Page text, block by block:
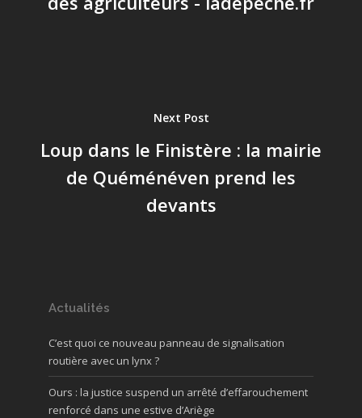
Next Post
Loup dans le Finistère : la mairie
de Quéménéven prend les
devants
Actualités
C’est quoi ce nouveau panneau de signalisation
routière avec un lynx ?
Ours : la justice suspend un arrêté d’effarouchement
renforcé dans une estive d’Ariège